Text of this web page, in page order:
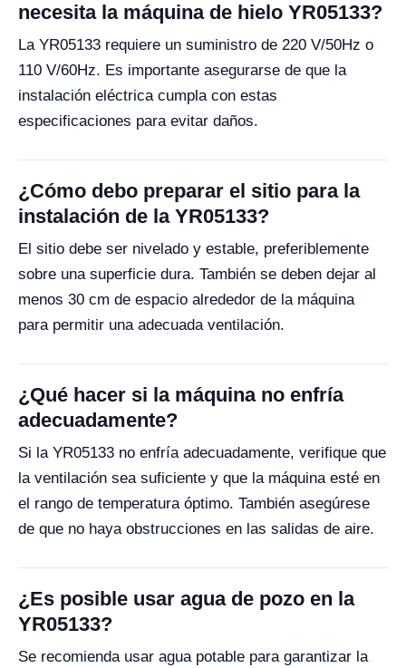
necesita la máquina de hielo YR05133?
La YR05133 requiere un suministro de 220 V/50Hz o
110 V/60Hz. Es importante asegurarse de que la
instalación eléctrica cumpla con estas
especificaciones para evitar daños.
¿Cómo debo preparar el sitio para la
instalación de la YR05133?
El sitio debe ser nivelado y estable, preferiblemente
sobre una superficie dura. También se deben dejar al
menos 30 cm de espacio alrededor de la máquina
para permitir una adecuada ventilación.
¿Qué hacer si la máquina no enfría
adecuadamente?
Si la YR05133 no enfría adecuadamente, verifique que
la ventilación sea suficiente y que la máquina esté en
el rango de temperatura óptimo. También asegúrese
de que no haya obstrucciones en las salidas de aire.
¿Es posible usar agua de pozo en la
YR05133?
Se recomienda usar agua potable para garantizar la